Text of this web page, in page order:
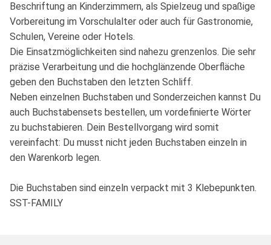
Beschriftung an Kinderzimmern, als Spielzeug und spaßige
Vorbereitung im Vorschulalter oder auch für Gastronomie,
Schulen, Vereine oder Hotels.
Die Einsatzmöglichkeiten sind nahezu grenzenlos. Die sehr
präzise Verarbeitung und die hochglänzende Oberfläche
geben den Buchstaben den letzten Schliff.
Neben einzelnen Buchstaben und Sonderzeichen kannst Du
auch Buchstabensets bestellen, um vordefinierte Wörter
zu buchstabieren. Dein Bestellvorgang wird somit
vereinfacht: Du musst nicht jeden Buchstaben einzeln in
den Warenkorb legen.
Die Buchstaben sind einzeln verpackt mit 3 Klebepunkten.
SST-FAMILY